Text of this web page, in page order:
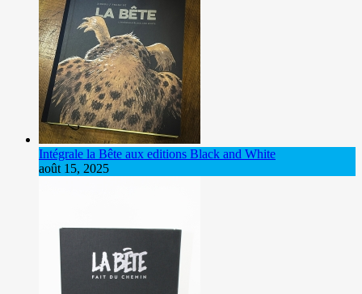
Intégrale la Bête aux editions Black and White
août 15, 2025